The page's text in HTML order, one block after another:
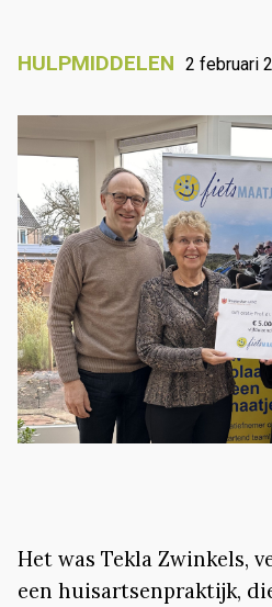
HULPMIDDELEN 2 februari
Het was Tekla Zwinkels,
een huisartsenpraktijk,